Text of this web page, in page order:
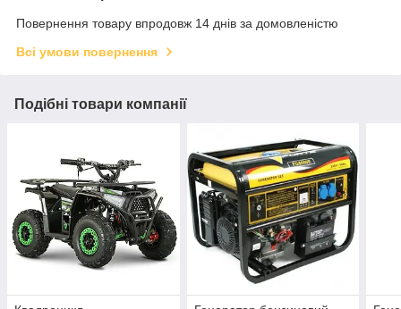
Повернення товару впродовж 14 днів за домовленістю
Всі умови повернення
Подібні товари компанії